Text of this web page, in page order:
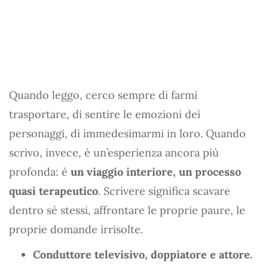
Quando leggo, cerco sempre di farmi
trasportare, di sentire le emozioni dei
personaggi, di immedesimarmi in loro. Quando
scrivo, invece, è un’esperienza ancora più
profonda: è un viaggio interiore, un processo
quasi terapeutico. Scrivere significa scavare
dentro sé stessi, affrontare le proprie paure, le
proprie domande irrisolte.
Conduttore televisivo, doppiatore e attore.